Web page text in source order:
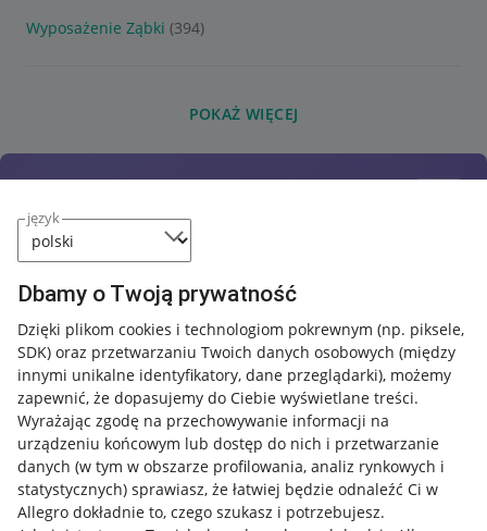
język
Dbamy o Twoją prywatność
Dzięki plikom cookies i technologiom pokrewnym (np. piksele,
SDK) oraz przetwarzaniu Twoich danych osobowych (między
innymi unikalne identyfikatory, dane przeglądarki), możemy
zapewnić, że dopasujemy do Ciebie wyświetlane treści.
Wyrażając zgodę na przechowywanie informacji na
urządzeniu końcowym lub dostęp do nich i przetwarzanie
danych (w tym w obszarze profilowania, analiz rynkowych i
statystycznych) sprawiasz, że łatwiej będzie odnaleźć Ci w
Allegro dokładnie to, czego szukasz i potrzebujesz.
Wyposażenie Ząbki (394)
POKAŻ WIĘCEJ